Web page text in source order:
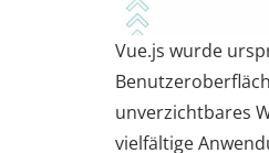
Vue.js wurde
unverzichtbares
vielfältige